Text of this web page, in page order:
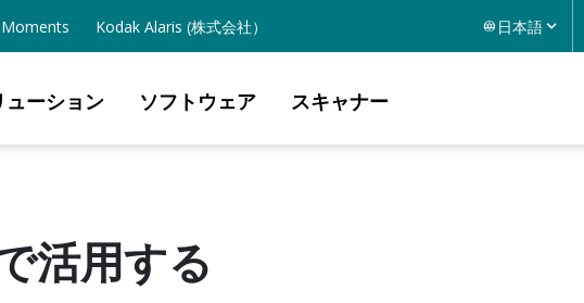
Kodak Alaris (株式会社） 日本語
ューション ソフトウェア スキャナー
活用する